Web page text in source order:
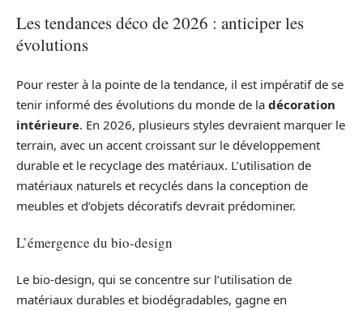
Les tendances déco de 2026 : anticiper les
évolutions
Pour rester à la pointe de la tendance, il est impératif de se
tenir informé des évolutions du monde de la décoration
intérieure. En 2026, plusieurs styles devraient marquer le
terrain, avec un accent croissant sur le développement
durable et le recyclage des matériaux. L’utilisation de
matériaux naturels et recyclés dans la conception de
meubles et d’objets décoratifs devrait prédominer.
L’émergence du bio-design
Le bio-design, qui se concentre sur l’utilisation de
matériaux durables et biodégradables, gagne en